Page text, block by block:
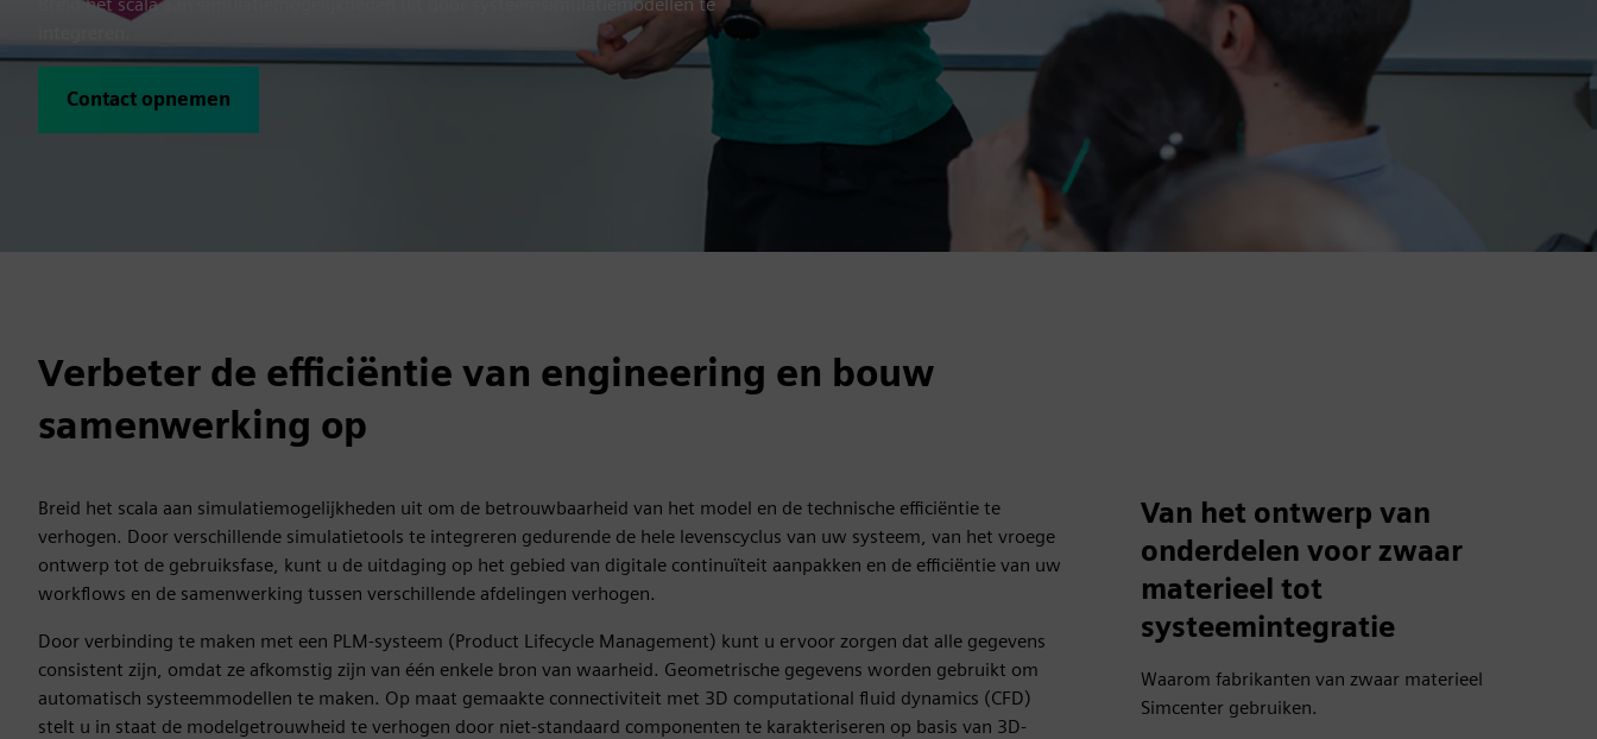
Contact opnemen
Verbeter de efficiëntie van engineering en bouw
samenwerking op
Breid het scala aan simulatiemogelijkheden uit om de betrouwbaarheid van het model en de technische efficiëntie te
verhogen. Door verschillende simulatietools te integreren gedurende de hele levenscyclus van uw systeem, van het vroege
ontwerp tot de gebruiksfase, kunt u de uitdaging op het gebied van digitale continuïteit aanpakken en de efficiëntie van uw
workflows en de samenwerking tussen verschillende afdelingen verhogen.
Door verbinding te maken met een PLM-systeem (Product Lifecycle Management) kunt u ervoor zorgen dat alle gegevens
consistent zijn, omdat ze afkomstig zijn van één enkele bron van waarheid. Geometrische gegevens worden gebruikt om
automatisch systeemmodellen te maken. Op maat gemaakte connectiviteit met 3D computational fluid dynamics (CFD)
stelt u in staat de modelgetrouwheid te verhogen door niet-standaard componenten te karakteriseren op basis van 3D-
Van het ontwerp van
onderdelen voor zwaar
materieel tot
systeemintegratie
Waarom fabrikanten van zwaar materieel
Simcenter gebruiken.